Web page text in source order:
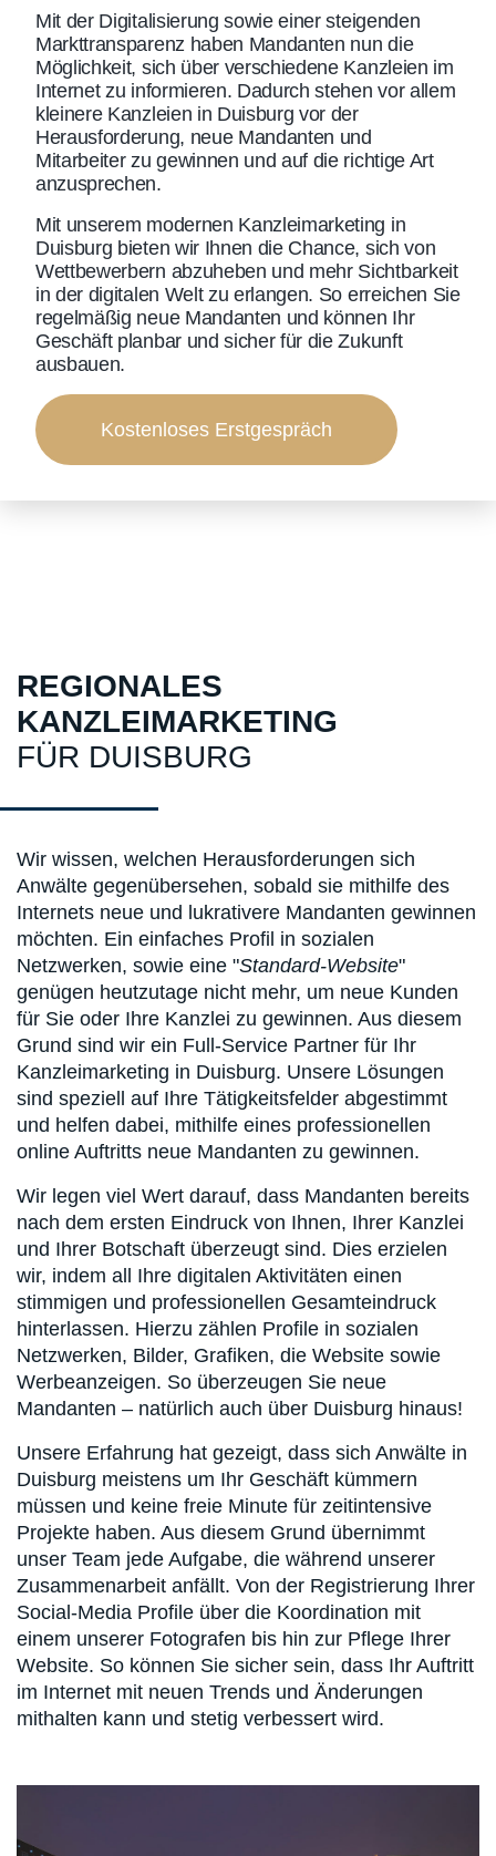
Mit der Digitalisierung sowie einer steigenden
Markttransparenz haben Mandanten nun die
Möglichkeit, sich über verschiedene Kanzleien im
Internet zu informieren. Dadurch stehen vor allem
kleinere Kanzleien in Duisburg vor der
Herausforderung, neue Mandanten und
Mitarbeiter zu gewinnen und auf die richtige Art
anzusprechen.
Mit unserem modernen Kanzleimarketing in
Duisburg bieten wir Ihnen die Chance, sich von
Wettbewerbern abzuheben und mehr Sichtbarkeit
in der digitalen Welt zu erlangen. So erreichen Sie
regelmäßig neue Mandanten und können Ihr
Geschäft planbar und sicher für die Zukunft
ausbauen.
Kostenloses Erstgespräch
REGIONALES
KANZLEIMARKETING
FÜR DUISBURG
Wir wissen, welchen Herausforderungen sich
Anwälte gegenübersehen, sobald sie mithilfe des
Internets neue und lukrativere Mandanten gewinnen
möchten. Ein einfaches Profil in sozialen
Netzwerken, sowie eine "Standard-Website"
genügen heutzutage nicht mehr, um neue Kunden
für Sie oder Ihre Kanzlei zu gewinnen. Aus diesem
Grund sind wir ein Full-Service Partner für Ihr
Kanzleimarketing in Duisburg. Unsere Lösungen
sind speziell auf Ihre Tätigkeitsfelder abgestimmt
und helfen dabei, mithilfe eines professionellen
online Auftritts neue Mandanten zu gewinnen.
Wir legen viel Wert darauf, dass Mandanten bereits
nach dem ersten Eindruck von Ihnen, Ihrer Kanzlei
und Ihrer Botschaft überzeugt sind. Dies erzielen
wir, indem all Ihre digitalen Aktivitäten einen
stimmigen und professionellen Gesamteindruck
hinterlassen. Hierzu zählen Profile in sozialen
Netzwerken, Bilder, Grafiken, die Website sowie
Werbeanzeigen. So überzeugen Sie neue
Mandanten – natürlich auch über Duisburg hinaus!
Unsere Erfahrung hat gezeigt, dass sich Anwälte in
Duisburg meistens um Ihr Geschäft kümmern
müssen und keine freie Minute für zeitintensive
Projekte haben. Aus diesem Grund übernimmt
unser Team jede Aufgabe, die während unserer
Zusammenarbeit anfällt. Von der Registrierung Ihrer
Social-Media Profile über die Koordination mit
einem unserer Fotografen bis hin zur Pflege Ihrer
Website. So können Sie sicher sein, dass Ihr Auftritt
im Internet mit neuen Trends und Änderungen
mithalten kann und stetig verbessert wird.